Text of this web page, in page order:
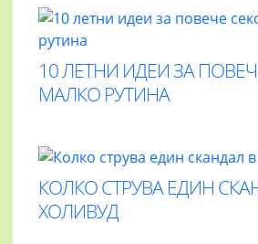
10 ЛЕТНИ ИДЕИ ЗА
МАЛКО РУТИНА
КОЛКО СТРУВА ЕДИН
ХОЛИВУД